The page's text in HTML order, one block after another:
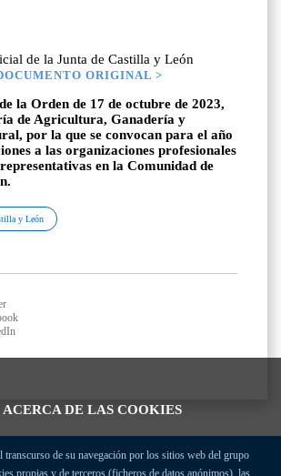
DE LAS COOKIES
transcurso de su navegación por los sitios web del grupo
propias y de terceros (ficheros de datos anónimos), las
de la Junta de Castilla y León
ORIGINAL >
la Orden de 17 de octubre de 2023,
de Agricultura, Ganadería y
por la que se convocan para el año
a las organizaciones profesionales
en la Comunidad de
y León